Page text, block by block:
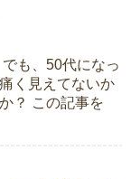
も、50代になっ
く見えてないか
？ この記事を